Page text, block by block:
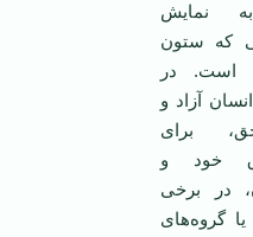
نمایش
که ستون
است. در
آزاد و
برای
خود و
در برخی
یا گروه‌های